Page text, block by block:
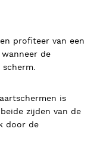
en profiteer van een
de
is
zijden van de
door de